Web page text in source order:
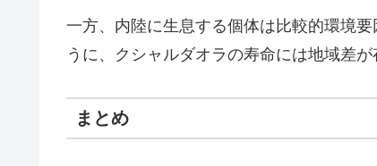
一方、内陸に生息する個体は比較的環境
うに、クシャルダオラの寿命には地域差
まとめ